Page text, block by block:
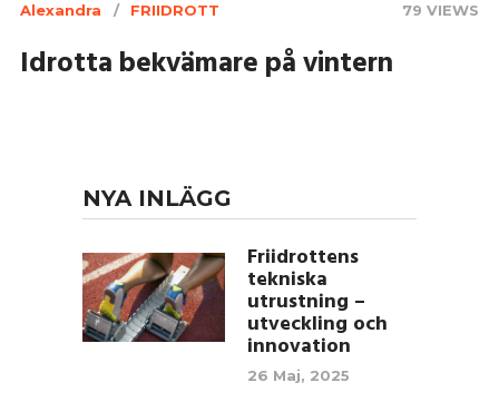
Alexandra FRIIDROTT 79 VIEWS
Idrotta bekvämare på vintern
NYA INLÄGG
Friidrottens
tekniska
utrustning –
utveckling och
innovation
26 Maj, 2025